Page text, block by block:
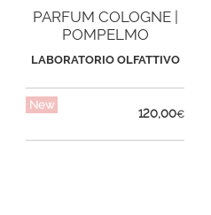
PARFUM COLOGNE |
POMPELMO
LABORATORIO OLFATTIVO
New
120,00€